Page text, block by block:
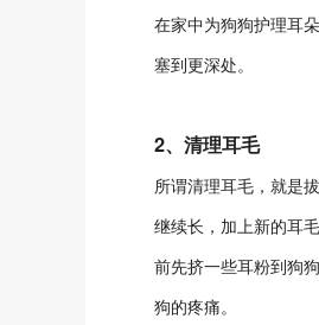
在家中为狗狗护理耳
塞到更深处。
2、清理耳毛
所谓清理耳毛，就是
继续长，加上新的耳
前先挤一些耳粉到狗
狗的疼痛。